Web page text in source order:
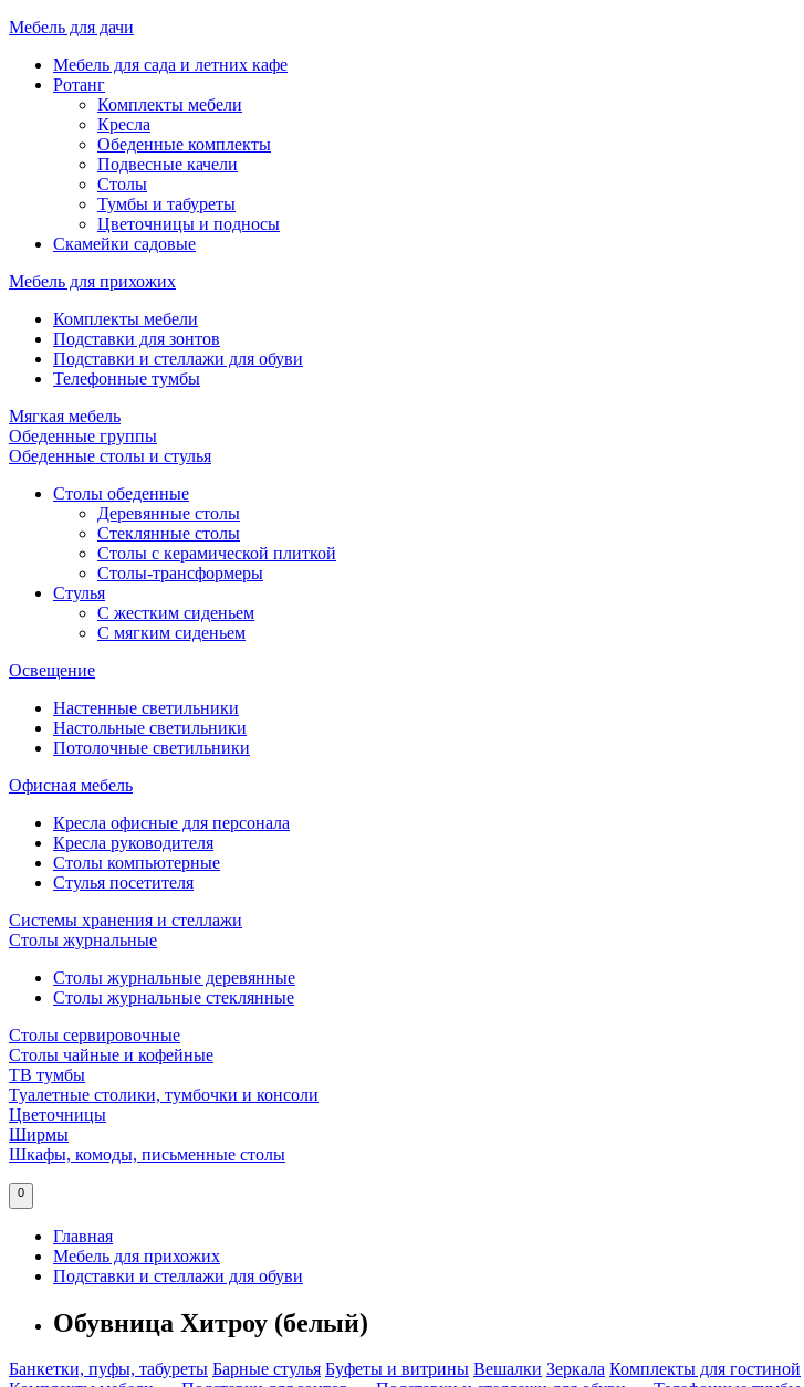
Мебель для дачи
Мебель для сада и летних кафе
Ротанг
Комплекты мебели
Кресла
Обеденные комплекты
Подвесные качели
Столы
Тумбы и табуреты
Цветочницы и подносы
Скамейки садовые
Мебель для прихожих
Комплекты мебели
Подставки для зонтов
Подставки и стеллажи для обуви
Телефонные тумбы
Мягкая мебель
Обеденные группы
Обеденные столы и стулья
Столы обеденные
Деревянные столы
Стеклянные столы
Столы с керамической плиткой
Столы-трансформеры
Стулья
С жестким сиденьем
С мягким сиденьем
Освещение
Настенные светильники
Настольные светильники
Потолочные светильники
Офисная мебель
Кресла офисные для персонала
Кресла руководителя
Столы компьютерные
Стулья посетителя
Системы хранения и стеллажи
Столы журнальные
Столы журнальные деревянные
Столы журнальные стеклянные
Столы сервировочные
Столы чайные и кофейные
ТВ тумбы
Туалетные столики, тумбочки и консоли
Цветочницы
Ширмы
Шкафы, комоды, письменные столы
0
Главная
Мебель для прихожих
Подставки и стеллажи для обуви
Обувница Хитроу (белый)
Банкетки, пуфы, табуреты Барные стулья Буфеты и витрины Вешалки Зеркала Комплекты для гостиной